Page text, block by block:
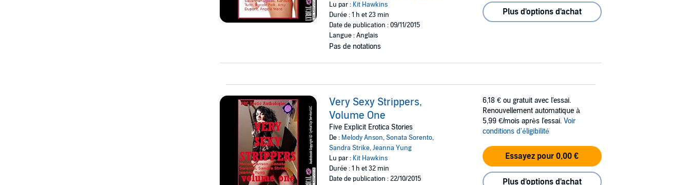
Lu par : Kit Hawkins
Durée : 1 h et 23 min
Date de publication : 09/11/2015
Langue : Anglais
Pas de notations
Plus d'options d'achat
Very Sexy Strippers,
Volume One
Five Explicit Erotica Stories
De : Melody Anson,Sonata Sorento,
Sandra Strike,Jeanna Yung
Lu par : Kit Hawkins
Durée : 1 h et 32 min
Date de publication : 22/10/2015
6,18 € ou gratuit avec l'essai.
Renouvellement automatique à
5,99 €/mois après l'essai. Voir
conditions d'éligibilité
Essayez pour 0,00 €
Plus d'options d'achat